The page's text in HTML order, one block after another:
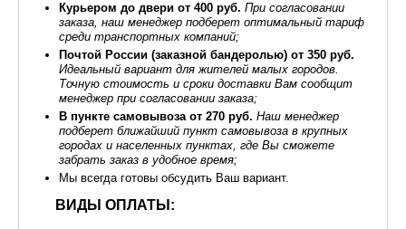
Курьером до двери от 400 руб. При согласовании
заказа, наш менеджер подберет оптимальный тариф
среди транспортных компаний;
Почтой России (заказной бандеролью) от 350 руб.
Идеальный вариант для жителей малых городов.
Точную стоимость и сроки доставки Вам сообщит
менеджер при согласовании заказа;
В пункте самовывоза от 270 руб. Наш менеджер
подберет ближайший пункт самовывоза в крупных
городах и населенных пунктах, где Вы сможете
забрать заказ в удобное время;
Мы всегда готовы обсудить Ваш вариант.
ВИДЫ ОПЛАТЫ: